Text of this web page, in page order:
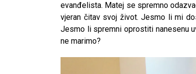
evanđelista. Matej se spremno
vjeran čitav svoj život. Jesmo li mi
Jesmo li spremni oprostiti nanesenu
ne marimo?